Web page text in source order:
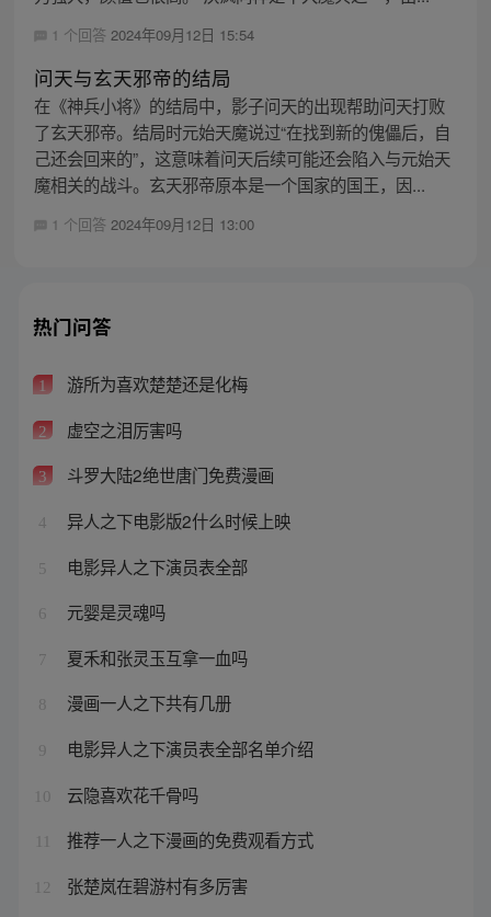
1 个回答 2024年09月12日 15:54
问天与玄天邪帝的结局
在《神兵小将》的结局中，影子问天的出现帮助问天打败
了玄天邪帝。结局时元始天魔说过“在找到新的傀儡后，自
己还会回来的”，这意味着问天后续可能还会陷入与元始天
魔相关的战斗。玄天邪帝原本是一个国家的国王，因...
1 个回答 2024年09月12日 13:00
热门问答
1 游所为喜欢楚楚还是化梅
2 虚空之泪厉害吗
3 斗罗大陆2绝世唐门免费漫画
4 异人之下电影版2什么时候上映
5 电影异人之下演员表全部
6 元婴是灵魂吗
7 夏禾和张灵玉互拿一血吗
8 漫画一人之下共有几册
9 电影异人之下演员表全部名单介绍
10 云隐喜欢花千骨吗
推荐一人之下漫画的免费观看方式
12 张楚岚在碧游村有多厉害